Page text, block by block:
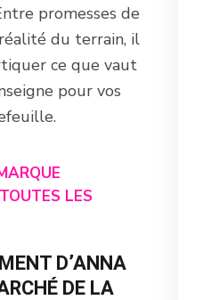
promesses de
du terrain, il
ce que vaut
pour vos
LES
D’ANNA
DE LA